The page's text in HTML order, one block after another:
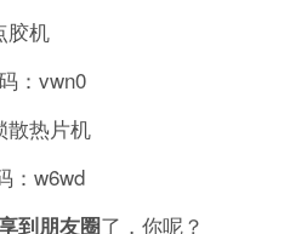
胶机
：vwn0
散热片机
：w6wd
到朋友圈了，你呢？